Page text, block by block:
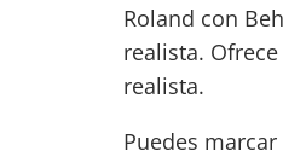
Roland con
realista.
realista.
Puedes